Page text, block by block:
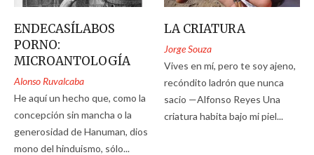
ENDECASÍLABOS
PORNO:
MICROANTOLOGÍA
Alonso Ruvalcaba
He aquí un hecho que, como la
concepción sin mancha o la
generosidad de Hanuman, dios
mono del hinduismo, sólo...
LA CRIATURA
Jorge Souza
Vives en mí, pero te soy ajeno,
recóndito ladrón que nunca
sacio —Alfonso Reyes Una
criatura habita bajo mi piel...